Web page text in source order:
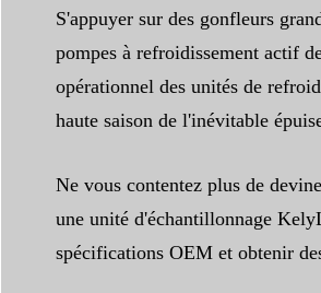
S'appuyer sur des gonfleurs
pompes à refroidissement actif
opérationnel des unités de
haute saison de l'inévitable
Ne vous contentez plus de
une unité d'échantillonnage
spécifications OEM et obtenir